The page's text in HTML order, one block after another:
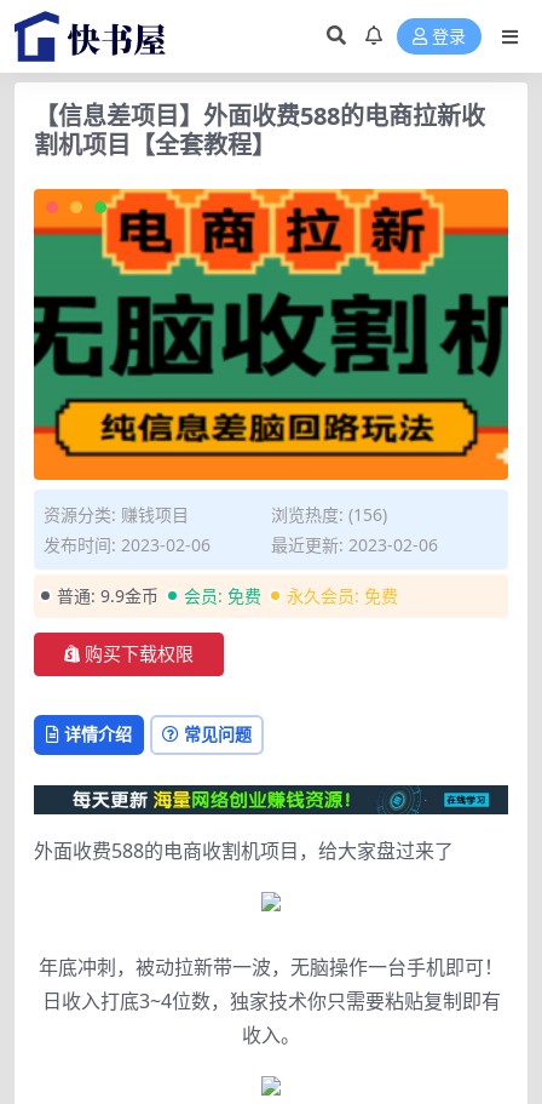
登录
【信息差项目】外面收费588的电商拉新收
割机项目【全套教程】
资源分类: 赚钱项目
浏览热度: (156)
发布时间: 2023-02-06
最近更新: 2023-02-06
普通: 9.9金币 会员: 免费 永久会员: 免费
购买下载权限
详情介绍 常见问题
外面收费588的电商收割机项目，给大家盘过来了
年底冲刺，被动拉新带一波，无脑操作一台手机即可！
日收入打底3~4位数，独家技术你只需要粘贴复制即有
收入。